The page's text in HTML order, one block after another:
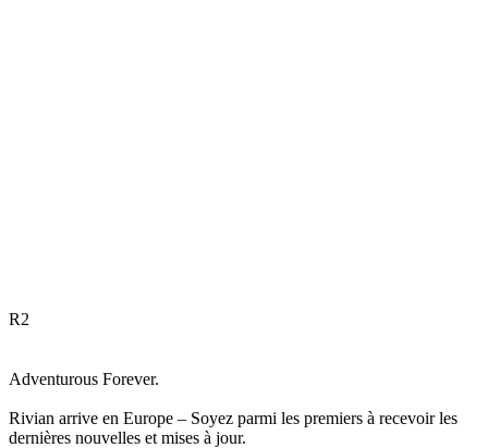
R2
Adventurous Forever.
Rivian arrive en Europe – Soyez parmi les premiers à recevoir les
dernières nouvelles et mises à jour.